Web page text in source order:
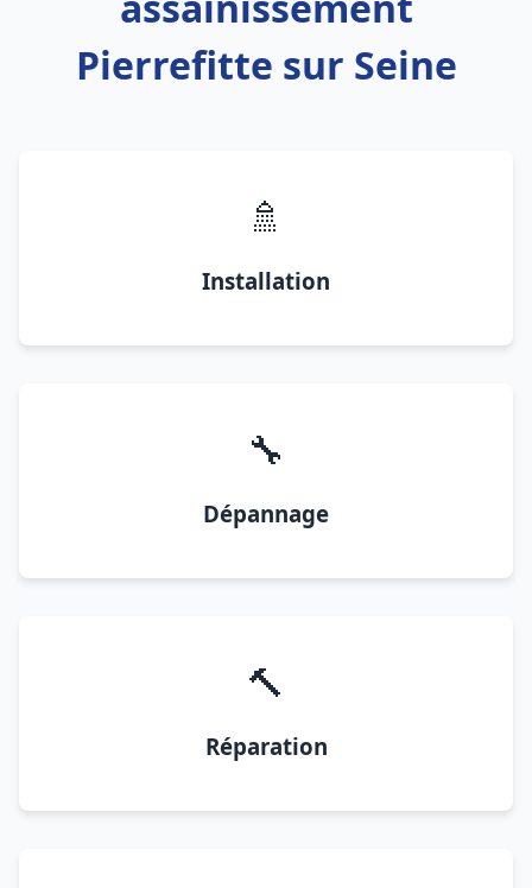
Pierrefitte sur Seine
🚿
Installation
🔧
Dépannage
🔨
Réparation